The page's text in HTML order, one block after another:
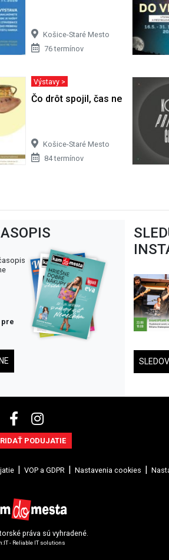
Košice-Staré Mesto
76 termínov
Výstavy >
Čo drôt spojil, čas nerozdelí
Košice-Staré Mesto
84 termínov
pre
PODUJATIE
VOP a GDPR Nastavenia cookies
práva sú vyhradené.
- Reliable IT solutions